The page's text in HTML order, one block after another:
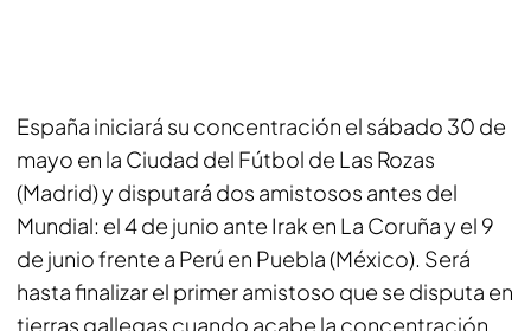
España iniciará su concentración el sábado 30 de
mayo en la Ciudad del Fútbol de Las Rozas
(Madrid) y disputará dos amistosos antes del
Mundial: el 4 de junio ante Irak en La Coruña y el 9
de junio frente a Perú en Puebla (México). Será
hasta finalizar el primer amistoso que se disputa en
tierras gallegas cuando acabe la concentración